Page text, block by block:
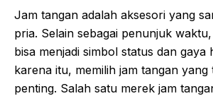
Jam tangan adalah aksesori yang
pria. Selain sebagai penunjuk
bisa menjadi simbol status dan gaya
karena itu, memilih jam tangan yang
penting. Salah satu merek jam